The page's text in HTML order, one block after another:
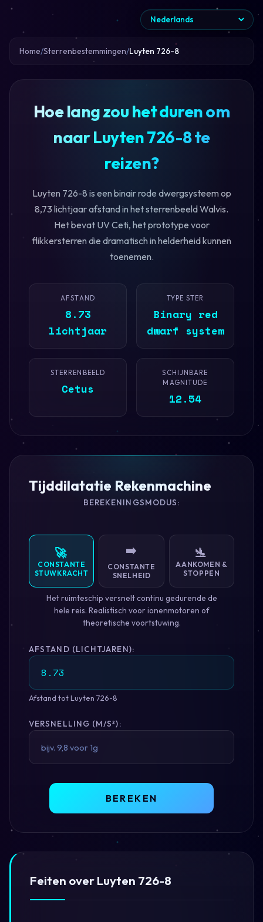
Home Sterrenbestemmingen Luyten 726-8
Hoe lang zou het duren om
naar Luyten 726-8 te
reizen?
Luyten 726-8 is een binair rode dwergsysteem op
8,73 lichtjaar afstand in het sterrenbeeld Walvis.
Het bevat UV Ceti, het prototype voor
flikkersterren die dramatisch in helderheid kunnen
toenemen.
AFSTAND
8.73
lichtjaar
TYPE STER
Binary red
dwarf system
STERRENBEELD
Cetus
SCHIJNBARE
MAGNITUDE
12.54
Tijddilatatie Rekenmachine
BEREKENINGSMODUS:
🚀
CONSTANTE
STUWKRACHT
➡️
CONSTANTE
SNELHEID
🛬
AANKOMEN &
STOPPEN
Het ruimteschip versnelt continu gedurende de
hele reis. Realistisch voor ionenmotoren of
theoretische voortstuwing.
AFSTAND (LICHTJAREN):
Afstand tot Luyten 726-8
VERSNELLING (M/S²):
BEREKEN
Feiten over Luyten 726-8